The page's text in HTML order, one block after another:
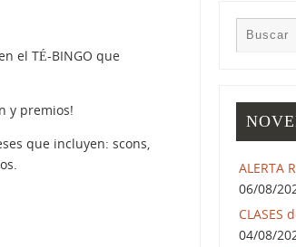
el TÉ-BINGO que
y premios!
que incluyen: scons,
ALERTA
06/08/
CLASES
04/08/